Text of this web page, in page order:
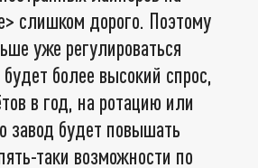
слишком дорого. Поэтому
уже регулироваться
более высокий спрос,
в год, на ротацию или
завод будет повышать
таки возможности по